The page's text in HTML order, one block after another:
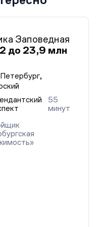
Заповедная
до 23,9 млн
55
минут